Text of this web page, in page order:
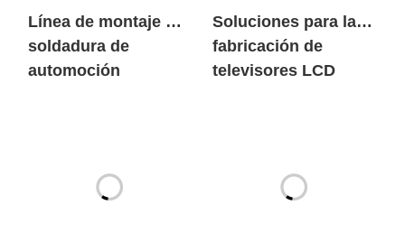
Línea de montaje de
soldadura de
automoción
Soluciones para la
fabricación de
televisores LCD